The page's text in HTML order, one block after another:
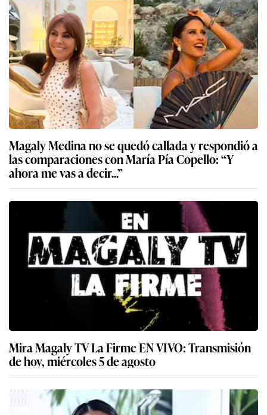
Magaly Medina no se quedó callada y respondió a
las comparaciones con María Pía Copello: “Y
ahora me vas a decir...”
Mira Magaly TV La Firme EN VIVO: Transmisión
de hoy, miércoles 5 de agosto